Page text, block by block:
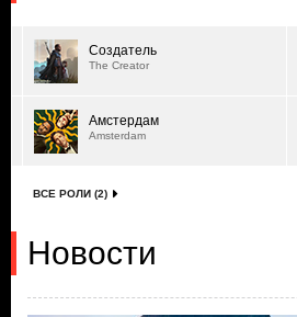
Создатель
The Creator
Амстердам
Amsterdam
ВСЕ РОЛИ (2)
Новости